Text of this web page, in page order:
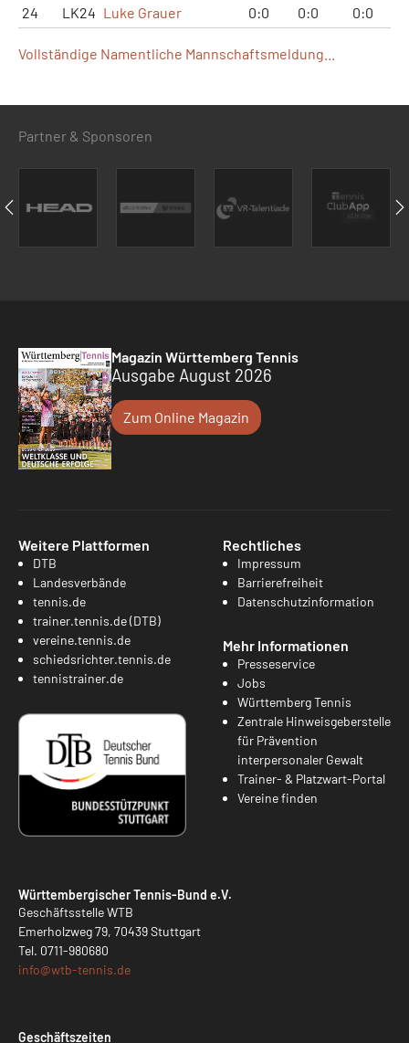
24 LK24 Luke Grauer 0:0 0:0 0:0
Vollständige Namentliche Mannschaftsmeldung...
Partner & Sponsoren
Magazin Württemberg Tennis
Ausgabe August 2026
Zum Online Magazin
Weitere Plattformen
DTB
Landesverbände
tennis.de
trainer.tennis.de (DTB)
vereine.tennis.de
schiedsrichter.tennis.de
tennistrainer.de
Rechtliches
Impressum
Barrierefreiheit
Datenschutzinformation
Mehr Informationen
Presseservice
Jobs
Württemberg Tennis
Zentrale Hinweisgeberstelle
für Prävention
interpersonaler Gewalt
Trainer- & Platzwart-Portal
Vereine finden
Württembergischer Tennis-Bund e.V.
Geschäftsstelle WTB
Emerholzweg 79, 70439 Stuttgart
Tel. 0711-980680
info@wtb-tennis.de
Geschäftszeiten